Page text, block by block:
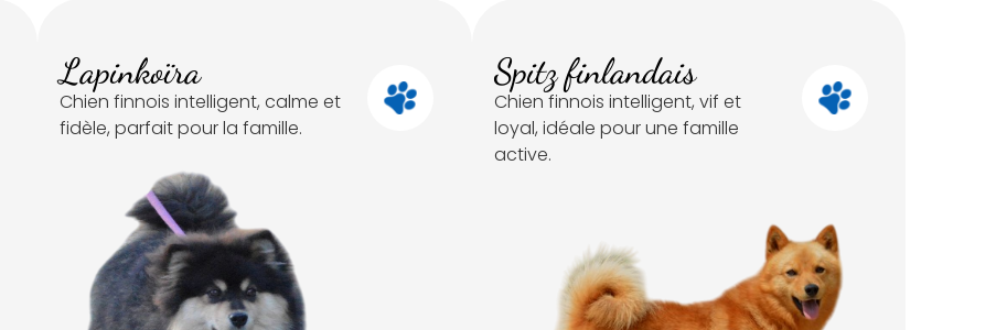
Lapinkoïra
Chien finnois intelligent, calme et
fidèle, parfait pour la famille.
Spitz finlandais
Chien finnois intelligent, vif et
loyal, idéale pour une famille
active.